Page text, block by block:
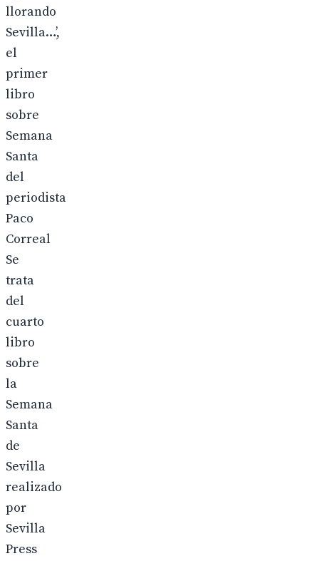
llorando
Sevilla…’,
el
primer
libro
sobre
Semana
Santa
del
periodista
Paco
Correal
Se
trata
del
cuarto
libro
sobre
la
Semana
Santa
de
Sevilla
realizado
por
Sevilla
Press